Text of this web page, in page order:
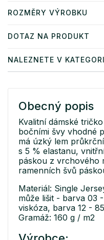
ROZMĚRY VÝROBKU
DOTAZ NA PRODUKT
NALEZNETE V
Obecný popis
Kvalitní dámské
bočními švy vhodné
má úzký lem
s 5 % elastanu,
páskou z vrchového
ramenních švů
Materiál: Single
může lišit - barva 03
viskóza, barva 12 -
Gramáž: 160 g / m2